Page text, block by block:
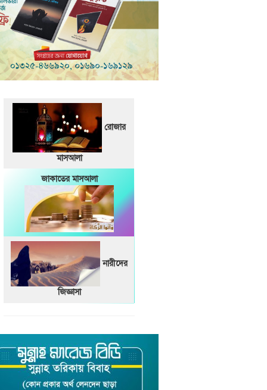
রোজার
মাসআলা
জাকাতের মাসআলা
নারীদের
জিজ্ঞাসা